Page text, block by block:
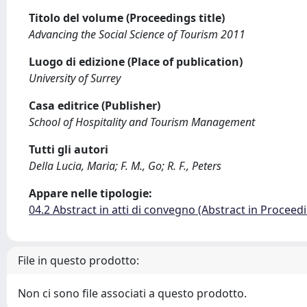
Titolo del volume (Proceedings title)
Advancing the Social Science of Tourism 2011
Luogo di edizione (Place of publication)
University of Surrey
Casa editrice (Publisher)
School of Hospitality and Tourism Management
Tutti gli autori
Della Lucia, Maria; F. M., Go; R. F., Peters
Appare nelle tipologie:
04.2 Abstract in atti di convegno (Abstract in
File in questo prodotto:
Non ci sono file associati a questo prodotto.